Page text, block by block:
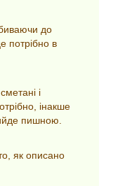
до
потрібно в
і
інакше
пишною.
як описано